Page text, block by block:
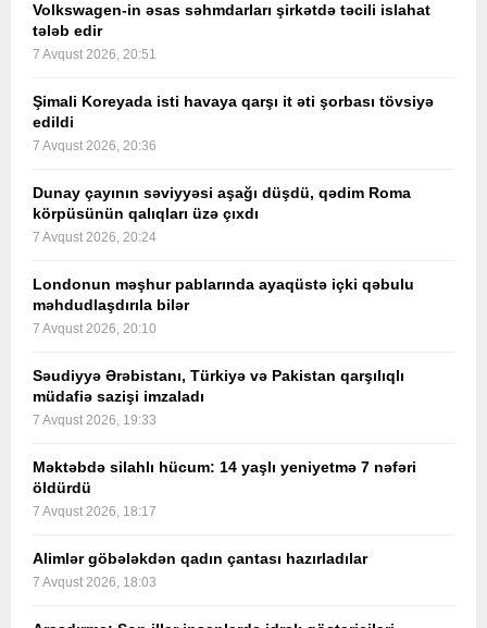
Volkswagen-in əsas səhmdarları şirkətdə təcili islahat
tələb edir
7 Avqust 2026, 20:51
Şimali Koreyada isti havaya qarşı it əti şorbası tövsiyə
edildi
7 Avqust 2026, 20:36
Dunay çayının səviyyəsi aşağı düşdü, qədim Roma
körpüsünün qalıqları üzə çıxdı
7 Avqust 2026, 20:24
Londonun məşhur pablarında ayaqüstə içki qəbulu
məhdudlaşdırıla bilər
7 Avqust 2026, 20:10
Səudiyyə Ərəbistanı, Türkiyə və Pakistan qarşılıqlı
müdafiə sazişi imzaladı
7 Avqust 2026, 19:33
Məktəbdə silahlı hücum: 14 yaşlı yeniyetmə 7 nəfəri
öldürdü
7 Avqust 2026, 18:17
Alimlər göbələkdən qadın çantası hazırladılar
7 Avqust 2026, 18:03